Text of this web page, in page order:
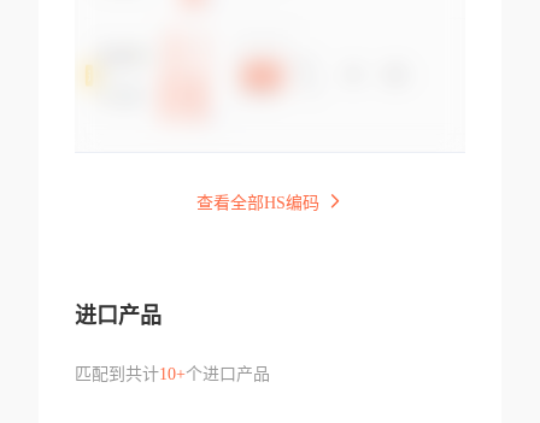
查看全部HS编码
进口产品
匹配到共计10+个进口产品